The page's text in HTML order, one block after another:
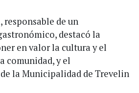
de un
destacó la
en valor la cultura y el
comunidad, y el
la Municipalidad de Trevelin